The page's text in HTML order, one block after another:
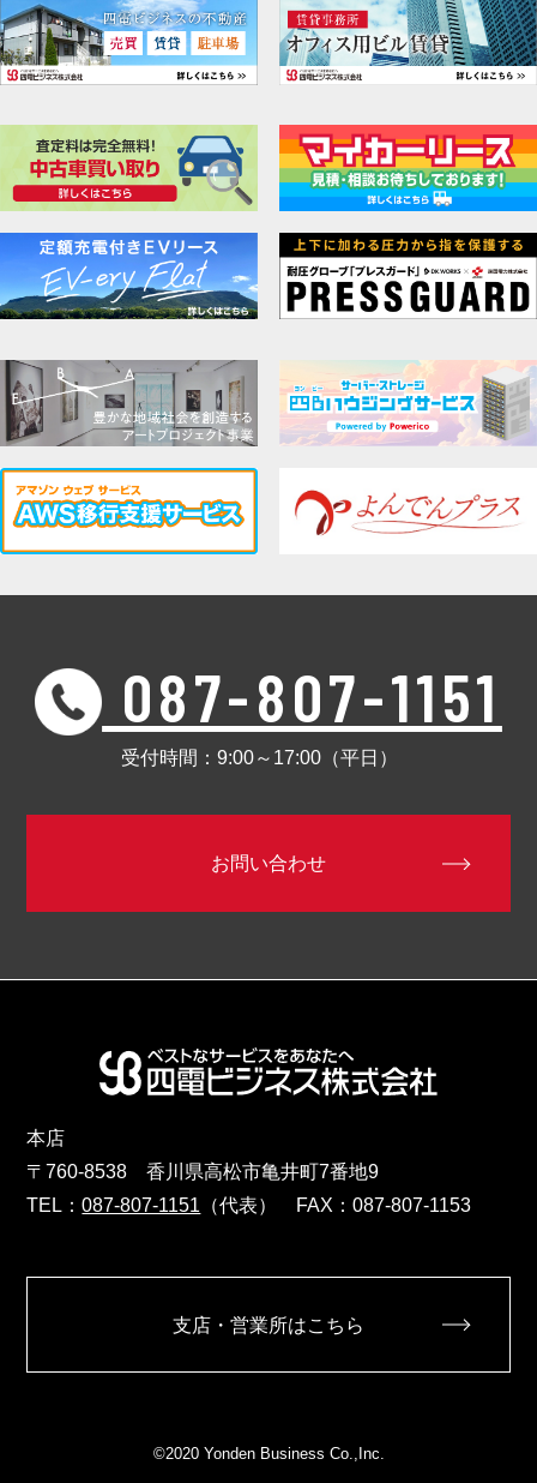
087-807-1151
受付時間：9:00～17:00（平日）
お問い合わせ
本店
〒760-8538 香川県高松市亀井町7番地9
TEL：087-807-1151 （代表） FAX：087-807-1153
支店・営業所はこちら
©2020 Yonden Business Co.,Inc.